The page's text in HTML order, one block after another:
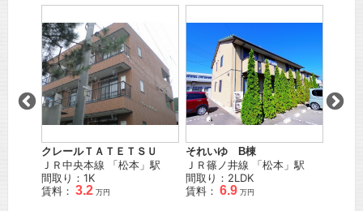
クレールＴＡＴＥＴＳＵ
ＪＲ中央本線 「松本 」駅
間取り：1K
賃料： 3.2 万円
それいゆ B棟
ＪＲ篠ノ井線 「松本 」駅
間取り：2LDK
賃料： 6.9 万円